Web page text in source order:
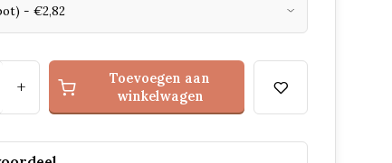
+
Toevoegen aan
winkelwagen